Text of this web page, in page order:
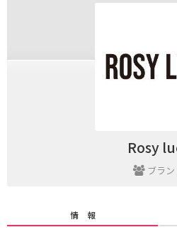
Rosy
ブラン
情 報